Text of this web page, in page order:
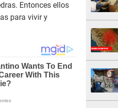
Entonces ellos
para vivir y